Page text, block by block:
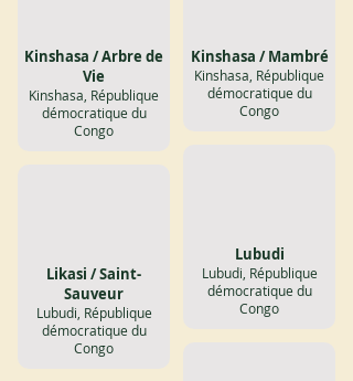
Kinshasa / Arbre de
Vie
Kinshasa, République
démocratique du
Congo
Likasi / Saint-
Sauveur
Lubudi, République
démocratique du
Congo
Kinshasa / Mambré
Kinshasa, République
démocratique du
Congo
Lubudi
Lubudi, République
démocratique du
Congo